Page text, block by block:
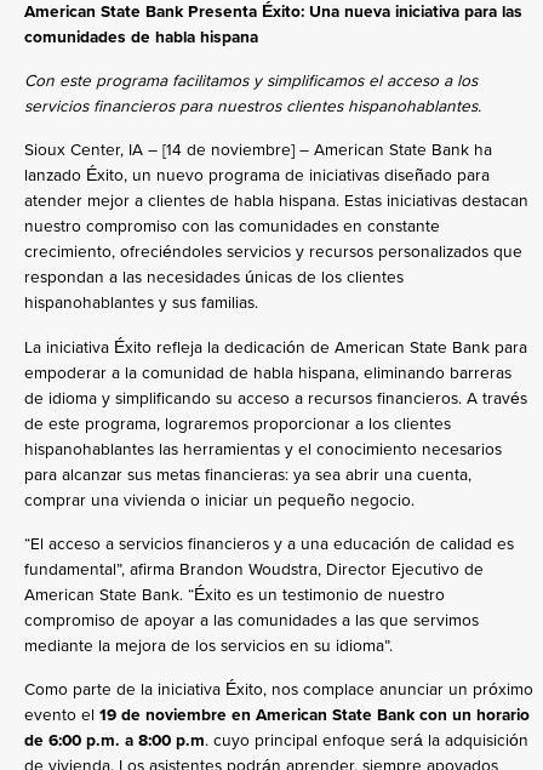
American State Bank Presenta Éxito: Una nueva iniciativa para las
comunidades de habla hispana
Con este programa facilitamos y simplificamos el acceso a los
servicios financieros para nuestros clientes hispanohablantes.
Sioux Center, IA – [14 de noviembre] – American State Bank ha
lanzado Éxito, un nuevo programa de iniciativas diseñado para
atender mejor a clientes de habla hispana. Estas iniciativas destacan
nuestro compromiso con las comunidades en constante
crecimiento, ofreciéndoles servicios y recursos personalizados que
respondan a las necesidades únicas de los clientes
hispanohablantes y sus familias.
La iniciativa Éxito refleja la dedicación de American State Bank para
empoderar a la comunidad de habla hispana, eliminando barreras
de idioma y simplificando su acceso a recursos financieros. A través
de este programa, lograremos proporcionar a los clientes
hispanohablantes las herramientas y el conocimiento necesarios
para alcanzar sus metas financieras: ya sea abrir una cuenta,
comprar una vivienda o iniciar un pequeño negocio.
“El acceso a servicios financieros y a una educación de calidad es
fundamental”, afirma Brandon Woudstra, Director Ejecutivo de
American State Bank. “Éxito es un testimonio de nuestro
compromiso de apoyar a las comunidades a las que servimos
mediante la mejora de los servicios en su idioma”.
Como parte de la iniciativa Éxito, nos complace anunciar un próximo
evento el 19 de noviembre en American State Bank con un horario
de 6:00 p.m. a 8:00 p.m. cuyo principal enfoque será la adquisición
de vivienda. Los asistentes podrán aprender, siempre apoyados